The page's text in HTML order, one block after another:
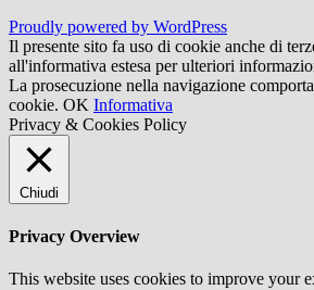
Proudly powered by WordPress
Il presente sito fa uso di cookie anche di
all'informativa estesa per ulteriori
La prosecuzione nella navigazione
cookie. OK Informativa
Privacy & Cookies Policy
Chiudi
Privacy Overview
This website uses cookies to improve your